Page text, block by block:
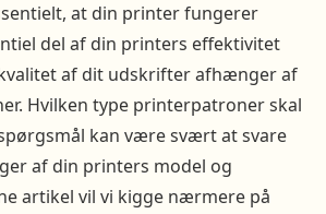
at din printer fungerer
del af din printers effektivitet
af dit udskrifter afhænger af
Hvilken type printerpatroner skal
kan være svært at svare
af din printers model og
artikel vil vi kigge nærmere på